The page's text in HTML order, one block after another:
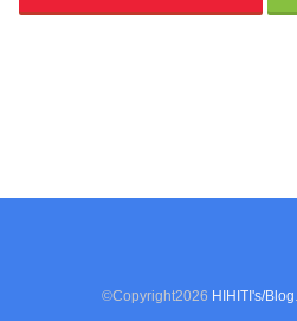
©Copyright2026 HIHITI's/Blog